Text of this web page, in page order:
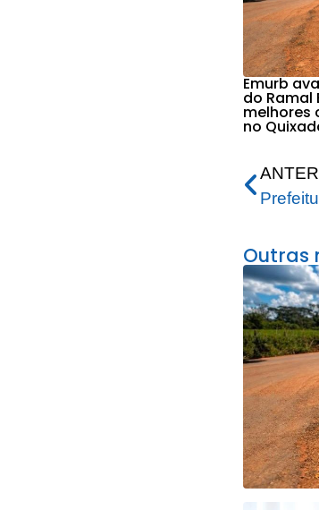
Emurb
do Ramal
melhores
no
Outras